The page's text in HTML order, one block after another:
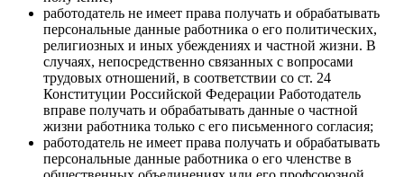
работодатель не имеет права получать и обрабатывать
персональные данные работника о его политических,
религиозных и иных убеждениях и частной жизни. В
случаях, непосредственно связанных с вопросами
трудовых отношений, в соответствии со ст. 24
Конституции Российской Федерации Работодатель
вправе получать и обрабатывать данные о частной
жизни работника только с его письменного согласия;
работодатель не имеет права получать и обрабатывать
персональные данные работника о его членстве в